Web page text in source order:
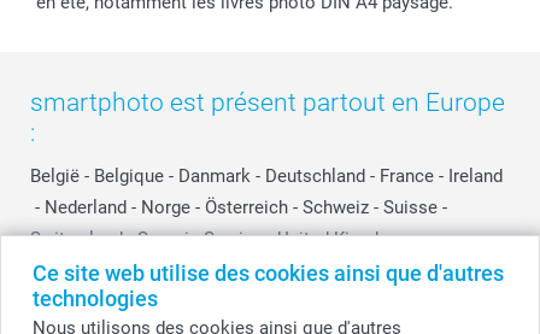
Ce site web utilise des cookies ainsi que d'autres
technologies
Nous utilisons des cookies ainsi que d'autres
smartphoto est présent partout en Europe
:
België - Belgique - Danmark - Deutschland - France - Ireland
- Nederland - Norge - Österreich - Schweiz - Suisse -
Switzerland - Suomi - Sverige - United Kingdom -
Other Countries